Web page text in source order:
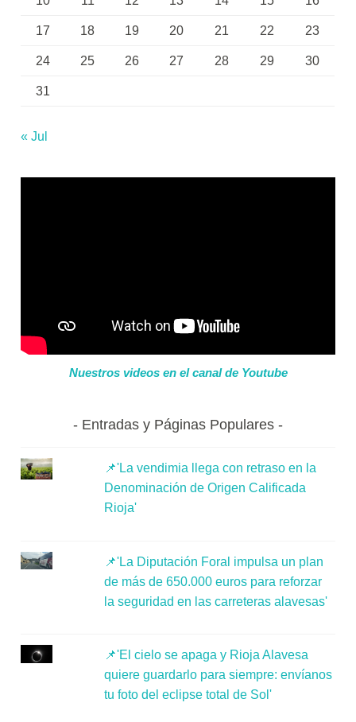
17 18 19 20 21 22 23
24 25 26 27 28 29 30
31
« Jul
Nuestros videos en el canal de Youtube
Entradas y Páginas Populares
📌'La vendimia llega con retraso en la
Denominación de Origen Calificada
Rioja'
📌'La Diputación Foral impulsa un plan
de más de 650.000 euros para reforzar
la seguridad en las carreteras alavesas'
📌'El cielo se apaga y Rioja Alavesa
quiere guardarlo para siempre: envíanos
tu foto del eclipse total de Sol'